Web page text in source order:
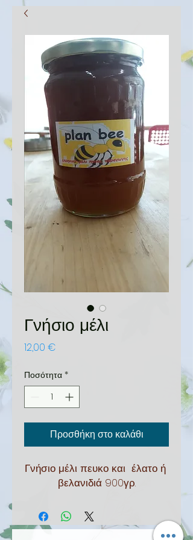
Γνήσιο μέλι
12,00 €
Ποσότητα *
Προσθήκη στο καλάθι
Γνήσιο μέλι πευκο και  έλατο ή
βελανιδιά 900γρ.